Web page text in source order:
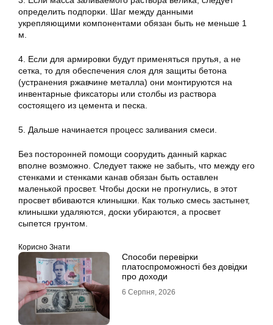
определить подпорки. Шаг между данными
укрепляющими компонентами обязан быть не меньше 1
м.
4. Если для армировки будут применяться прутья, а не
сетка, то для обеспечения слоя для защиты бетона
(устранения ржавчине металла) они монтируются на
инвентарные фиксаторы или столбы из раствора
состоящего из цемента и песка.
5. Дальше начинается процесс заливания смеси.
Без посторонней помощи соорудить данный каркас
вполне возможно. Следует также не забыть, что между его
стенками и стенками канав обязан быть оставлен
маленькой просвет. Чтобы доски не прогнулись, в этот
просвет вбиваются клинышки. Как только смесь застынет,
клинышки удаляются, доски убираются, а просвет
сыпется грунтом.
Корисно Знати
Способи перевірки
платоспроможності без довідки
про доходи
6 Серпня, 2026